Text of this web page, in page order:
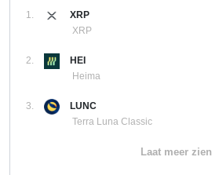
1.
XRP
XRP
2.
HEI
Heima
3.
LUNC
Terra Luna Classic
Laat meer zien